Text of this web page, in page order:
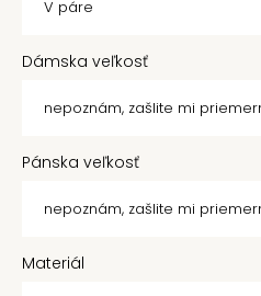
Dámska veľkosť
Pánska veľkosť
Materiál